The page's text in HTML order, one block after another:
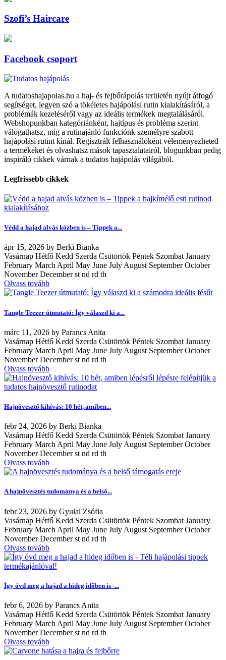
Szofi’s Haircare
Facebook csoport
A tudatoshajapolas.hu a haj- és fejbőrápolás területén nyújt átfogó
segítséget, legyen szó a tökéletes hajápolási rutin kialakításáról, a
problémák kezeléséről vagy az ideális termékek megtalálásáról.
Webshopunkban kategóriánként, hajtípus és probléma szerint
válogathatsz, míg a rutinajánló funkciónk személyre szabott
hajápolási rutint kínál. Regisztrált felhasználóként véleményezheted
a termékeket és olvashatsz mások tapasztalatairól, blogunkban pedig
inspiráló cikkek várnak a tudatos hajápolás világából.
Legfrissebb cikkek
Védd a hajad alvás közben is – Tippek a...
ápr 15, 2026 by Berki Bianka
Vasárnap Hétfő Kedd Szerda Csütörtök Péntek Szombat January
February March April May June July August September October
November December st nd rd th
Olvass tovább
Tangle Teezer útmutató: Így válaszd ki a...
márc 11, 2026 by Parancs Anita
Vasárnap Hétfő Kedd Szerda Csütörtök Péntek Szombat January
February March April May June July August September October
November December st nd rd th
Olvass tovább
Hajnövesztő kihívás: 10 hét, amiben...
febr 24, 2026 by Berki Bianka
Vasárnap Hétfő Kedd Szerda Csütörtök Péntek Szombat January
February March April May June July August September October
November December st nd rd th
Olvass tovább
A hajnövesztés tudománya és a belső...
febr 23, 2026 by Gyulai Zsófia
Vasárnap Hétfő Kedd Szerda Csütörtök Péntek Szombat January
February March April May June July August September October
November December st nd rd th
Olvass tovább
Így óvd meg a hajad a hideg időben is -...
febr6, 2026 by Parancs Anita
Vasárnap Hétfő Kedd Szerda Csütörtök Péntek Szombat January
February March April May June July August September October
November December st nd rd th
Olvass tovább